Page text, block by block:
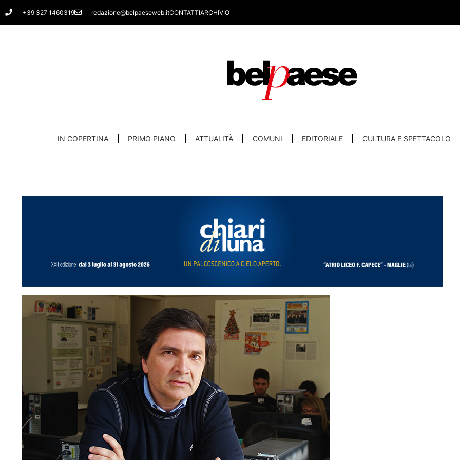
Vai
al
+39 327 1460319 redazione@belpaeseweb.itCONTATTIARCHIVIO
IN COPERTINA PRIMO PIANO ATTUALITÀ COMUNI EDITORIALE CULTURA E SPETTACOLO